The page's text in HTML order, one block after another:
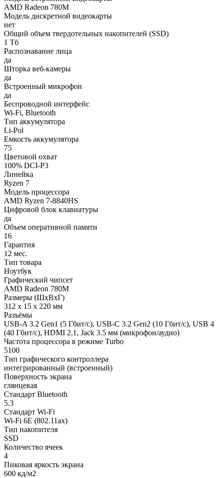
AMD Radeon 780M
Модель дискретной видеокарты
нет
Общий объем твердотельных накопителей (SSD)
1 Тб
Распознавание лица
да
Шторка веб-камеры
да
Встроенный микрофон
да
Беспроводной интерфейс
Wi-Fi, Bluetooth
Тип аккумулятора
Li-Pol
Емкость аккумулятора
75
Цветовой охват
100% DCI-P3
Линейка
Ryzen 7
Модель процессора
AMD Ryzen 7-8840HS
Цифровой блок клавиатуры
да
Объем оперативной памяти
16
Гарантия
12 мес.
Тип товара
Ноутбук
Графический чипсет
AMD Radeon 780M
Размеры (ШхВхГ)
312 x 15 x 220 мм
Разъёмы
USB-A 3.2 Gen1 (5 Гбит/с), USB-C 3.2 Gen2 (10 Гбит/с), USB 4
(40 Гбит/с), HDMI 2.1, Jack 3.5 мм (микрофон/аудио)
Частота процессора в режиме Turbo
5100
Тип графического контроллера
интегрированный (встроенный)
Поверхность экрана
глянцевая
Стандарт Bluetooth
5.3
Стандарт Wi-Fi
Wi-Fi 6E (802.11ax)
Тип накопителя
SSD
Количество ячеек
4
Пиковая яркость экрана
600 кд/м2